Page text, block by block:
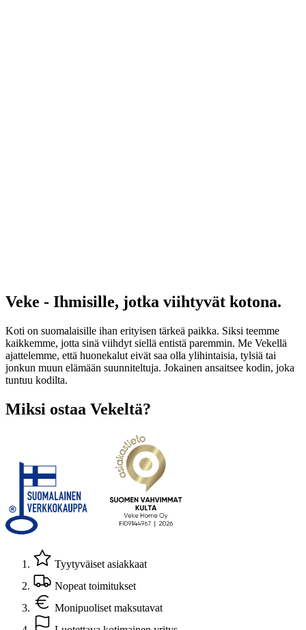
Veke - Ihmisille, jotka viihtyvät kotona.
Koti on suomalaisille ihan erityisen tärkeä paikka. Siksi teemme
kaikkemme, jotta sinä viihdyt siellä entistä paremmin. Me Vekellä
ajattelemme, että huonekalut eivät saa olla ylihintaisia, tylsiä tai
jonkun muun elämään suunniteltuja. Jokainen ansaitsee kodin, joka
tuntuu kodilta.
Miksi ostaa Vekeltä?
Tyytyväiset asiakkaat
Nopeat toimitukset
Monipuoliset maksutavat